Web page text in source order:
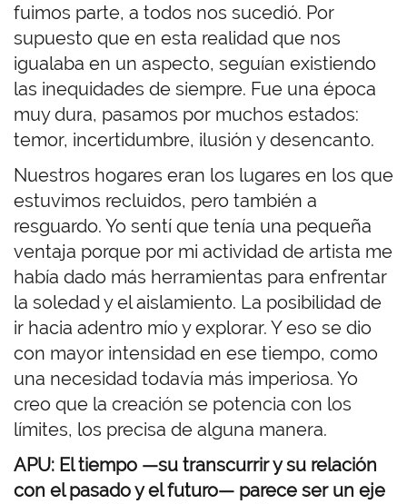
fuimos parte, a todos nos sucedió. Por
supuesto que en esta realidad que nos
igualaba en un aspecto, seguían existiendo
las inequidades de siempre. Fue una época
muy dura, pasamos por muchos estados:
temor, incertidumbre, ilusión y desencanto.
Nuestros hogares eran los lugares en los que
estuvimos recluidos, pero también a
resguardo. Yo sentí que tenía una pequeña
ventaja porque por mi actividad de artista me
había dado más herramientas para enfrentar
la soledad y el aislamiento. La posibilidad de
ir hacia adentro mío y explorar. Y eso se dio
con mayor intensidad en ese tiempo, como
una necesidad todavía más imperiosa. Yo
creo que la creación se potencia con los
límites, los precisa de alguna manera.
APU: El tiempo —su transcurrir y su relación
con el pasado y el futuro— parece ser un eje